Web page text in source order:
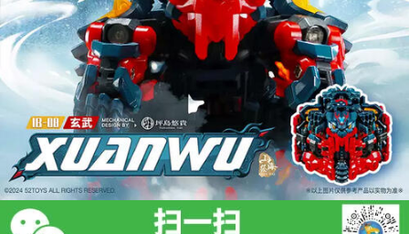
娃娃，芭比，收藏公仔
电子玩具
游戏及拼图系列
益智学习玩具